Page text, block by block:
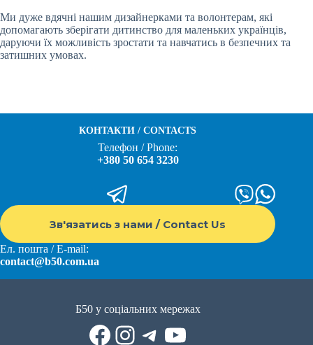
Ми дуже вдячні нашим дизайнерками та волонтерам, які
допомагають зберігати дитинство для маленьких українців,
даруючи їх можливість зростати та навчатись в безпечних та
затишних умовах.
КОНТАКТИ / CONTACTS
Телефон / Phone:
+380 50 654 3230
Зв'язатись з нами / Contact Us
Ел. пошта / E-mail:
contact@b50.com.ua
Б50 у соціальних мережах
Facebook
Instagram
Telegram
YouTube